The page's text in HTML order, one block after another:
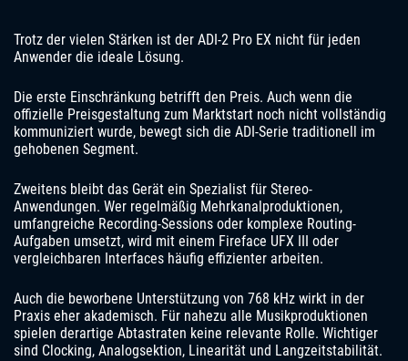
Trotz der vielen Stärken ist der ADI-2 Pro EX nicht für jeden
Anwender die ideale Lösung.
Die erste Einschränkung betrifft den Preis. Auch wenn die
offizielle Preisgestaltung zum Marktstart noch nicht vollständig
kommuniziert wurde, bewegt sich die ADI-Serie traditionell im
gehobenen Segment.
Zweitens bleibt das Gerät ein Spezialist für Stereo-
Anwendungen. Wer regelmäßig Mehrkanalproduktionen,
umfangreiche Recording-Sessions oder komplexe Routing-
Aufgaben umsetzt, wird mit einem Fireface UFX III oder
vergleichbaren Interfaces häufig effizienter arbeiten.
Auch die beworbene Unterstützung von 768 kHz wirkt in der
Praxis eher akademisch. Für nahezu alle Musikproduktionen
spielen derartige Abtastraten keine relevante Rolle. Wichtiger
sind Clocking, Analogsektion, Linearität und Langzeitstabilität.